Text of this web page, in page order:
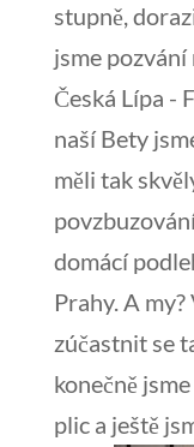
stupně,
jsme pozvání
Česká Lípa -
naší Bety
měli tak
domácí
Prahy. A
zúčastnit se
konečně
plic a ještě